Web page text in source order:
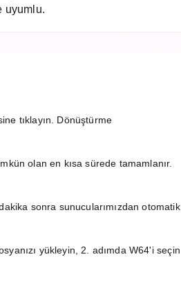
uyumlu.
tıklayın. Dönüştürme
olan en kısa sürede tamamlanır.
sonra sunucularımızdan otomatik
yükleyin, 2. adımda W64'i seçin